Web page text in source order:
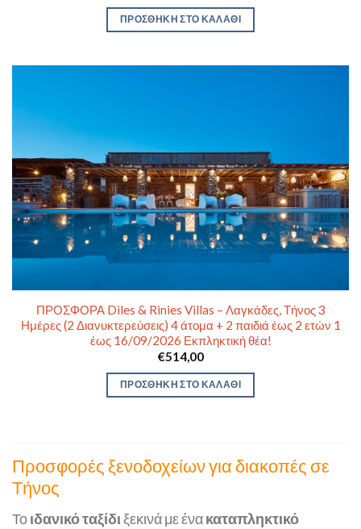
ΠΡΟΣΘΉΚΗ ΣΤΟ ΚΑΛΆΘΙ
ΠΡΟΣΦΟΡΑ Diles & Rinies Villas – Λαγκάδες, Τήνος 3
Ημέρες (2 Διανυκτερεύσεις) 4 άτομα + 2 παιδιά έως 2 ετών 1
έως 16/09/2026 Εκπληκτική θέα!
€514,00
ΠΡΟΣΘΉΚΗ ΣΤΟ ΚΑΛΆΘΙ
Προσφορές ξενοδοχείων για διακοπές σε
Τήνος
Τοιδανικό ταξίδιξεκινά με ένακαταπληκτικό